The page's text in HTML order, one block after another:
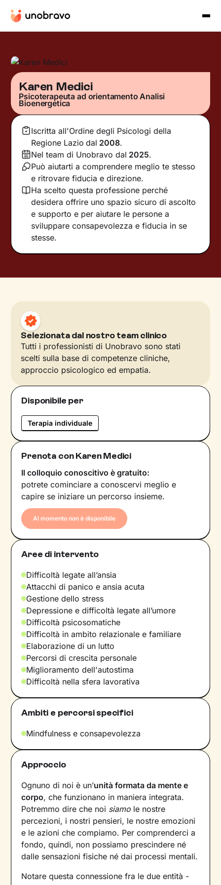
Karen Medici
Psicoterapeuta ad orientamento Analisi
Bioenergetica
Iscritta all'Ordine degli Psicologi della
Regione Lazio dal 2008.
Nel team di Unobravo dal 2025.
Può aiutarti a comprendere meglio te stesso
e ritrovare fiducia e direzione.
Ha scelto questa professione perché
desidera offrire uno spazio sicuro di ascolto
e supporto e per aiutare le persone a
sviluppare consapevolezza e fiducia in se
stesse.
Selezionata dal nostro team clinico
Tutti i professionisti di Unobravo sono stati
scelti sulla base di competenze cliniche,
approccio psicologico ed empatia.
Disponibile per
Terapia individuale
Prenota con Karen Medici
Il colloquio conoscitivo è gratuito:
potrete cominciare a conoscervi meglio e
capire se iniziare un percorso insieme.
Al momento non è disponibile
Aree di intervento
Difficoltà legate all’ansia
Attacchi di panico e ansia acuta
Gestione dello stress
Depressione e difficoltà legate all’umore
Difficoltà psicosomatiche
Difficoltà in ambito relazionale e familiare
Elaborazione di un lutto
Percorsi di crescita personale
Miglioramento dell'autostima
Difficoltà nella sfera lavorativa
Ambiti e percorsi specifici
Mindfulness e consapevolezza
Approccio
Ognuno di noi è un’unità formata da mente e
corpo, che funzionano in maniera integrata.
Potremmo dire che noi siamo le nostre
percezioni, i nostri pensieri, le nostre emozioni
e le azioni che compiamo. Per comprenderci a
fondo, quindi, non possiamo prescindere né
dalle sensazioni fisiche né dai processi mentali.
Notare questa connessione fra le due entità -